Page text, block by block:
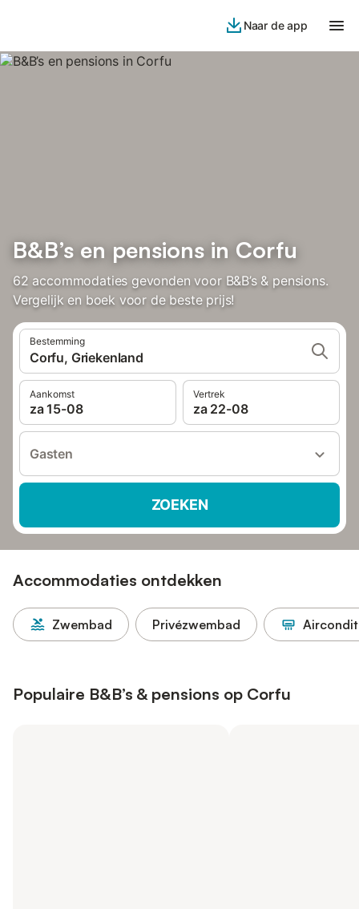
Naar de app
B&B’s en pensions in Corfu
62 accommodaties gevonden voor B&B’s & pensions.
Vergelijk en boek voor de beste prijs!
Bestemming
Corfu, Griekenland
Aankomst
za 15-08
Vertrek
za 22-08
Gasten
ZOEKEN
Accommodaties ontdekken
Zwembad Privézwembad
Populaire B&B’s & pensions op Corfu